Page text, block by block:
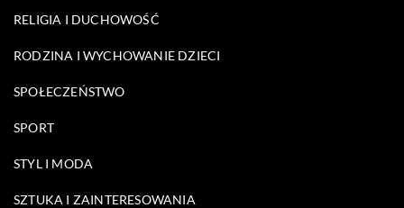
RELIGIA I DUCHOWOŚĆ
RODZINA I WYCHOWANIE DZIECI
SPOŁECZEŃSTWO
SPORT
STYL I MODA
SZTUKA I ZAINTERESOWANIA